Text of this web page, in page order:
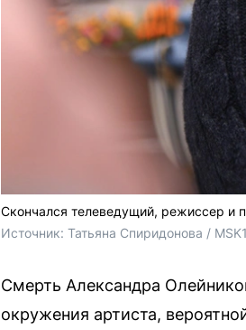
Скончался телеведущий, режиссер и
Источник: Татьяна Спиридонова /
Смерть Александра
окружения артиста,